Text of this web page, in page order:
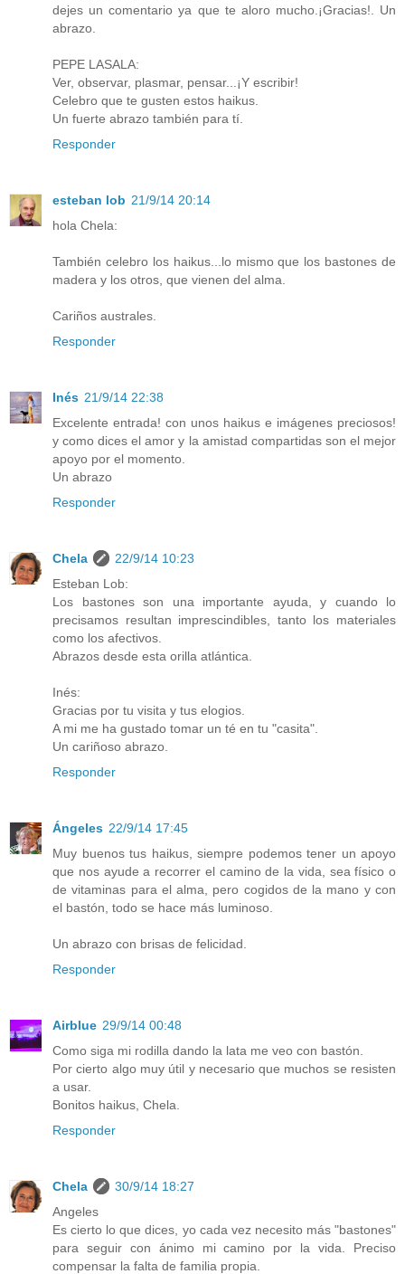
dejes un comentario ya que te aloro mucho.¡Gracias!. Un
abrazo.
PEPE LASALA:
Ver, observar, plasmar, pensar...¡Y escribir!
Celebro que te gusten estos haikus.
Un fuerte abrazo también para tí.
Responder
esteban lob 21/9/14 20:14
hola Chela:
También celebro los haikus...lo mismo que los bastones de
madera y los otros, que vienen del alma.
Cariños australes.
Responder
Inés 21/9/14 22:38
Excelente entrada! con unos haikus e imágenes preciosos!
y como dices el amor y la amistad compartidas son el mejor
apoyo por el momento.
Un abrazo
Responder
Chela
22/9/14 10:23
Esteban Lob:
Los bastones son una importante ayuda, y cuando lo
precisamos resultan imprescindibles, tanto los materiales
como los afectivos.
Abrazos desde esta orilla atlántica.
Inés:
Gracias por tu visita y tus elogios.
A mi me ha gustado tomar un té en tu "casita".
Un cariñoso abrazo.
Responder
Ángeles 22/9/14 17:45
Muy buenos tus haikus, siempre podemos tener un apoyo
que nos ayude a recorrer el camino de la vida, sea físico o
de vitaminas para el alma, pero cogidos de la mano y con
el bastón, todo se hace más luminoso.
Un abrazo con brisas de felicidad.
Responder
Airblue 29/9/14 00:48
Como siga mi rodilla dando la lata me veo con bastón.
Por cierto algo muy útil y necesario que muchos se resisten
a usar.
Bonitos haikus, Chela.
Responder
Chela
30/9/14 18:27
Angeles
Es cierto lo que dices, yo cada vez necesito más "bastones"
para seguir con ánimo mi camino por la vida. Preciso
compensar la falta de familia propia.